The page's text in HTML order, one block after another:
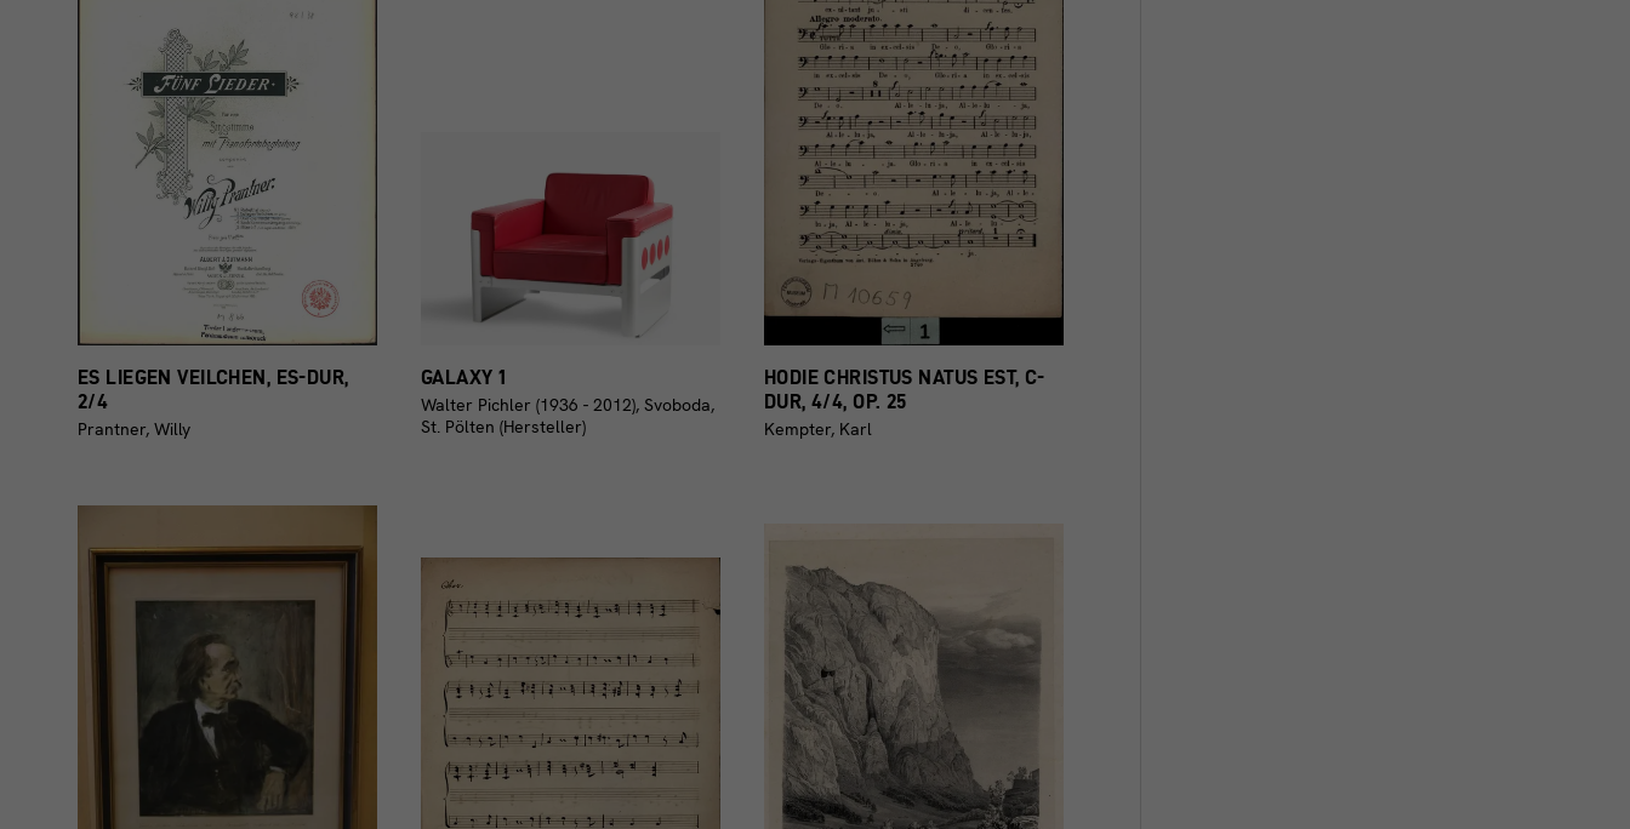
ES LIEGEN VEILCHEN, ES-DUR,
2/4
Prantner, Willy
GALAXY 1
Walter Pichler (1936 - 2012) Svoboda,
St. Pölten (Hersteller)
HODIE CHRISTUS NATUS EST, C-
DUR, 4/4, OP. 25
Kempter, Karl